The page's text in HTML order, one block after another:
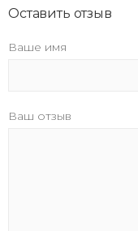
Оставить отзыв
Ваше имя
Ваш отзыв